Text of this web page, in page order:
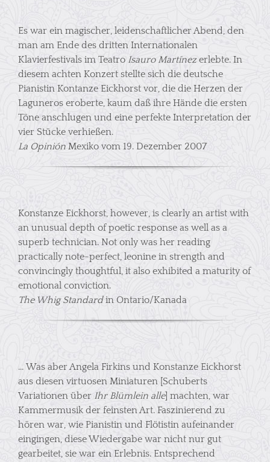
Es war ein magischer, leidenschaftlicher Abend, den
man am Ende des dritten Internationalen
Klavierfestivals im Teatro Isauro Martínezerlebte. In
diesem achten Konzert stellte sich die deutsche
Pianistin Kontanze Eickhorst vor, die die Herzen der
Laguneros eroberte, kaum daß ihre Hände die ersten
Töne anschlugen und eine perfekte Interpretation der
vier Stücke verhießen.
La Opinión Mexiko vom 19. Dezember 2007
Konstanze Eickhorst, however, is clearly an artist with
an unusual depth of poetic response as well as a
superb technician. Not only was her reading
practically note-perfect, leonine in strength and
convincingly thoughtful, it also exhibited a maturity of
emotional conviction.
The Whig Standardin Ontario/Kanada
… Was aber Angela Firkins und Konstanze Eickhorst
aus diesen virtuosen Miniaturen [Schuberts
Variationen über Ihr Blümlein alle] machten, war
Kammermusik der feinsten Art. Faszinierend zu
hören war, wie Pianistin und Flötistin aufeinander
eingingen, diese Wiedergabe war nicht nur gut
gearbeitet, sie war ein Erlebnis. Entsprechend